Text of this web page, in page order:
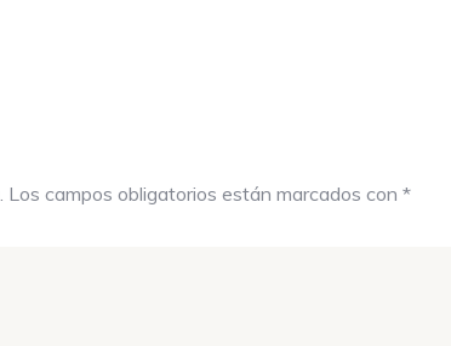
Los campos obligatorios están marcados con *